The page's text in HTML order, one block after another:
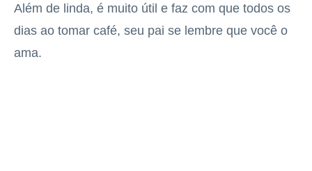
Além de linda, é muito útil e faz com que todos os
dias ao tomar café, seu pai se lembre que você o
ama.